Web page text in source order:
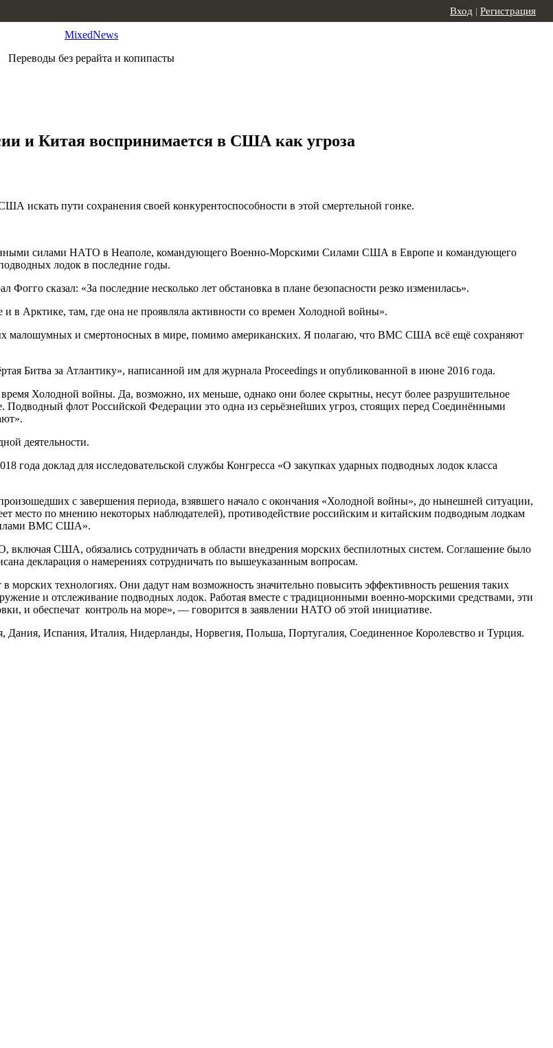
MixedNews
Переводы без рерайта и копипасты
Вход | Регистрация
и Китая воспринимается в США как угроза
искать пути сохранения своей конкурентоспособности в этой смертельной гонке.
силами НАТО в Неаполе, командующего Военно-Морскими Силами США в Европе и командующего
лодок в последние годы.
сказал: «За последние несколько лет обстановка в плане безопасности резко изменилась».
в Арктике, там, где она не проявляла активности со времен Холодной войны».
малошумных и смертоносных в мире, помимо американских. Я полагаю, что ВМС США всё ещё сохраняют
Битва за Атлантику», написанной им для журнала Proceedings и опубликованной в июне 2016 года.
Холодной войны. Да, возможно, их меньше, однако они более скрытны, несут более разрушительное
флот Российской Федерации это одна из серьёзнейших угроз, стоящих перед Соединёнными
деятельности.
года доклад для исследовательской службы Конгресса «О закупках ударных подводных лодок класса
с завершения периода, взявшего начало с окончания «Холодной войны», до нынешней ситуации,
место по мнению некоторых наблюдателей), противодействие российским и китайским подводным лодкам
силами ВМС США».
США, обязались сотрудничать в области внедрения морских беспилотных систем. Соглашение было
декларация о намерениях сотрудничать по вышеуказанным вопросам.
технологиях. Они дадут нам возможность значительно повысить эффективность решения таких
и отслеживание подводных лодок. Работая вместе с традиционными военно-морскими средствами, эти
и обеспечат контроль на море», — говорится в заявлении НАТО об этой инициативе.
Испания, Италия, Нидерланды, Норвегия, Польша, Португалия, Соединенное Королевство и Турция.